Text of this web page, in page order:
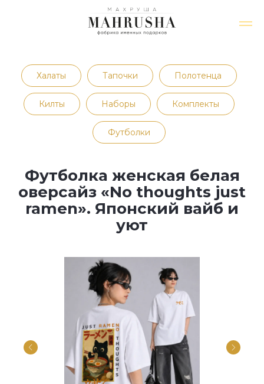
Халаты Тапочки Полотенца
Килты Наборы Комплекты
Футболки
Футболка женская белая
оверсайз «No thoughts just
ramen». Японский вайб и
уют